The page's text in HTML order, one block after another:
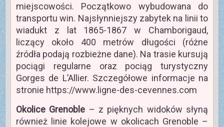
miejscowości. Początkowo wybudowana do
transportu win. Najsłynniejszy zabytek na linii to
wiadukt z lat 1865-1867 w Chamborigaud,
liczący około 400 metrów długości (różne
źródła podają rozbieżne dane). Na trasie kursują
pociągi regularne oraz pociąg turystyczny
Gorges de L’Allier. Szczegółowe informacje na
stronie https://www.ligne-des-cevennes.com
Okolice Grenoble – z pięknych widoków słyną
również linie kolejowe w okolicach Grenoble –